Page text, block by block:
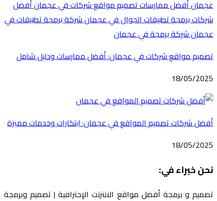
تصميم مواقع شركات في عجمان: أفضل ممارسات ودليل شامل
18/05/2025
أفضل شركات تصميم المواقع في عجمان: ابتكارات وخدمات مميزة
18/05/2025
نحن خبراء في:
تصميم و برمجة أفضل مواقع الانترنت الإحترافية | تصميم وبرمجة